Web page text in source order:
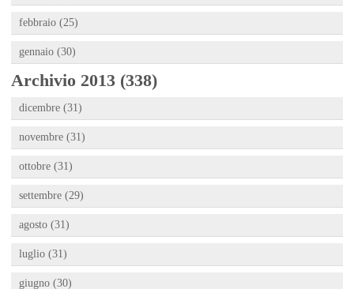
febbraio (25)
gennaio (30)
Archivio 2013 (338)
dicembre (31)
novembre (31)
ottobre (31)
settembre (29)
agosto (31)
luglio (31)
giugno (30)